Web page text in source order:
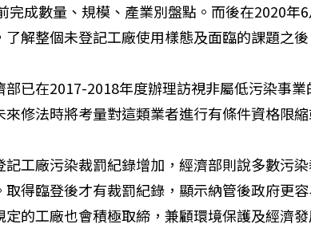
完成數量、規模、產業別盤點。而後在2020年
了解整個未登記工廠使用樣態及面臨的課題之
部已在2017-2018年度辦理訪視非屬低污染事
來修法時將考量對這類業者進行有條件資格限
記工廠污染裁罰紀錄增加，經濟部則說多數污
取得臨登後才有裁罰紀錄，顯示納管後政府更
定的工廠也會積極取締，兼顧環境保護及經濟